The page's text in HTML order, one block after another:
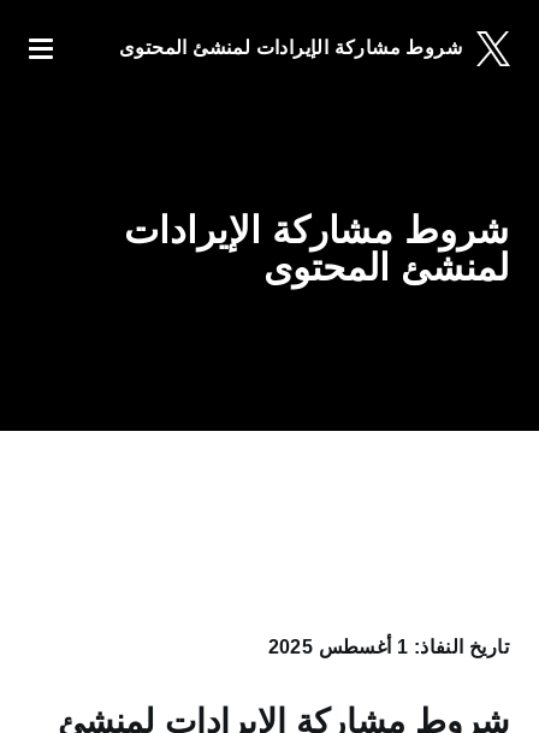
شروط مشاركة الإيرادات لمنشئ المحتوى
شروط مشاركة الإيرادات لمنشئ المحتوى شروط
تنزيل شروط مشاركة إيرادات منشئ المحتوى
شروط مشاركة الإيرادات
لمنشئ المحتوى
تاريخ النفاذ: 1 أغسطس 2025
شروط مشاركة الإيرادات لمنشئ
Deutsch
Français
‎Português